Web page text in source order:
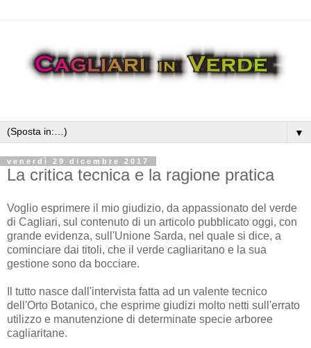
▼
venerdì 29 dicembre 2017
La critica tecnica e la ragione pratica
Voglio esprimere il mio giudizio, da appassionato del verde
di Cagliari, sul contenuto di un articolo pubblicato oggi, con
grande evidenza, sull'Unione Sarda, nel quale si dice, a
cominciare dai titoli, che il verde cagliaritano e la sua
gestione sono da bocciare.
Il tutto nasce dall'intervista fatta ad un valente tecnico
dell'Orto Botanico, che esprime giudizi molto netti sull'errato
utilizzo e manutenzione di determinate specie arboree
cagliaritane.